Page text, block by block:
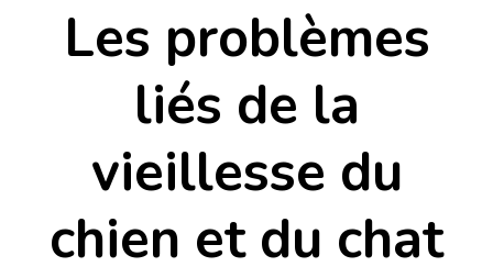
Les problèmes
liés de la
vieillesse du
chien et du chat